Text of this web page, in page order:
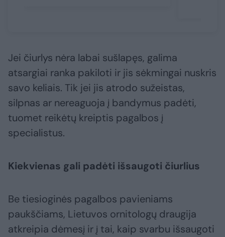
Jei čiurlys nėra labai sušlapęs, galima
atsargiai ranka pakiloti ir jis sėkmingai nuskris
savo keliais. Tik jei jis atrodo sužeistas,
silpnas ar nereaguoja į bandymus padėti,
tuomet reikėtų kreiptis pagalbos į
specialistus.
Kiekvienas gali padėti išsaugoti čiurlius
Be tiesioginės pagalbos pavieniams
paukščiams, Lietuvos ornitologų draugija
atkreipia dėmesį ir į tai, kaip svarbu išsaugoti